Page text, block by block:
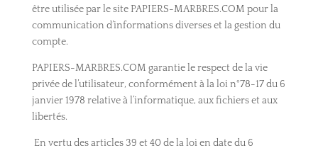
être utilisée par le site PAPIERS-MARBRES.COM pour la
communication d’informations diverses et la gestion du
compte.
PAPIERS-MARBRES.COM garantie le respect de la vie
privée de l’utilisateur, conformément à la loi n°78-17 du 6
janvier 1978 relative à l’informatique, aux fichiers et aux
libertés.
En vertu des articles 39 et 40 de la loi en date du 6